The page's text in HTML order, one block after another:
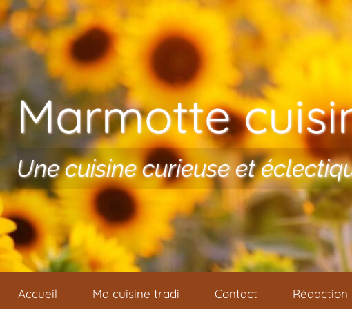
Aller au contenu
Marmotte
Une cuisine curieuse et
Accueil Ma cuisine tradi Contact Rédaction